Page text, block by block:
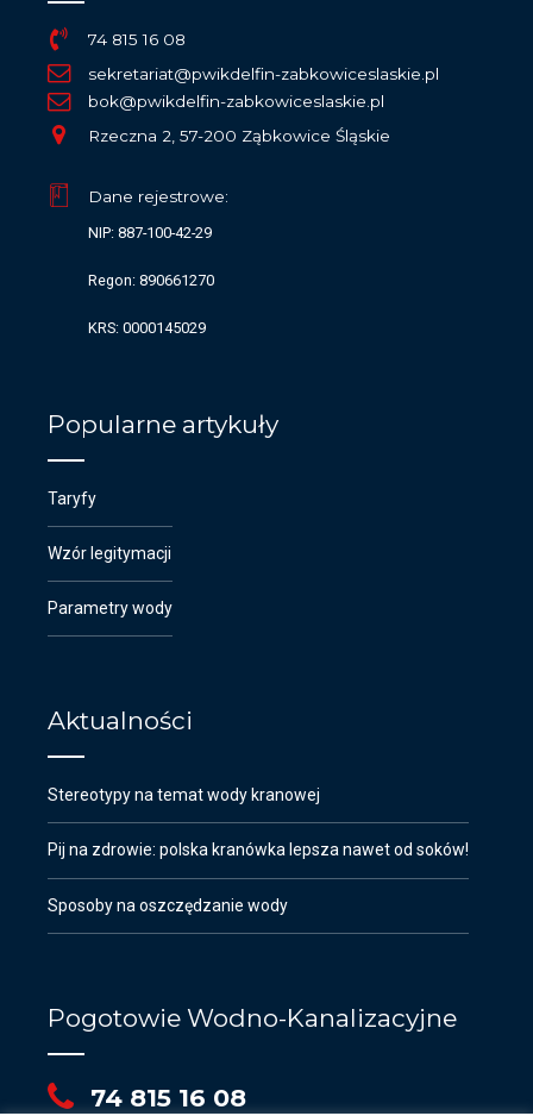
74 815 16 08
sekretariat@pwikdelfin-zabkowiceslaskie.pl
bok@pwikdelfin-zabkowiceslaskie.pl
Rzeczna 2, 57-200 Ząbkowice Śląskie
Dane rejestrowe:
NIP: 887-100-42-29
Regon: 890661270
KRS: 0000145029
Popularne artykuły
Taryfy
Wzór legitymacji
Parametry wody
Aktualności
Stereotypy na temat wody kranowej
Pij na zdrowie: polska kranówka lepsza nawet od soków!
Sposoby na oszczędzanie wody
Pogotowie Wodno-Kanalizacyjne
74 815 16 08